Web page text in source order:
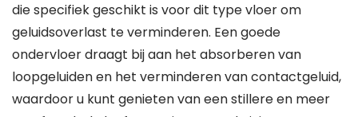
die specifiek geschikt is voor dit type vloer om
geluidsoverlast te verminderen. Een goede
ondervloer draagt bij aan het absorberen van
loopgeluiden en het verminderen van contactgeluid,
waardoor u kunt genieten van een stillere en meer